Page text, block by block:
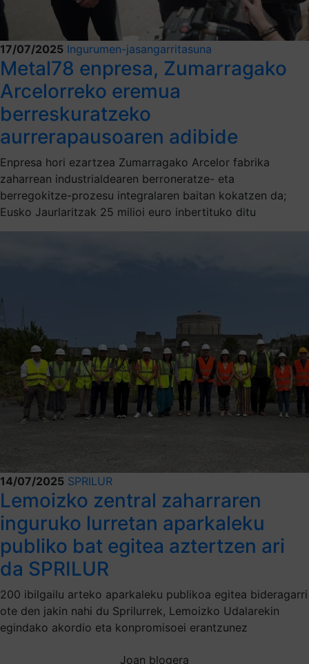
17/07/2025 Ingurumen-jasangarritasuna
Metal78 enpresa, Zumarragako
Arcelorreko eremua
berreskuratzeko
aurrerapausoaren adibide
Enpresa hori ezartzea Zumarragako Arcelor fabrika
zaharrean industrialdearen berroneratze- eta
berregokitze-prozesu integralaren baitan kokatzen da;
Eusko Jaurlaritzak 25 milioi euro inbertituko ditu
14/07/2025 SPRILUR
Lemoizko zentral zaharraren
inguruko lurretan aparkaleku
publiko bat egitea aztertzen ari
da SPRILUR
200 ibilgailu arteko aparkaleku publikoa egitea bideragarri
ote den jakin nahi du Sprilurrek, Lemoizko Udalarekin
egindako akordio eta konpromisoei erantzunez
Joan blogera